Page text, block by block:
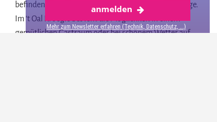
befinden sich am zentralen Platz in der Festungsanlage.
Im ‘t Oal Kroegie besteht die Möglichkeit in einem
gemütlichen Gastraum oder bei schönem Wetter auf
Groningen
anmelden
Mehr zum Newsletter erfahren (Technik, Datenschutz, ...)